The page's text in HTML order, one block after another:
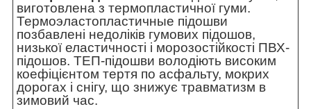
виготовлена з термопластичної гуми.
Термоэластопластичные підошви
позбавлені недоліків гумових підошов,
низької еластичності і морозостійкості ПВХ-
підошов. ТЕП-підошви володіють високим
коефіцієнтом тертя по асфальту, мокрих
дорогах і снігу, що знижує травматизм в
зимовий час.